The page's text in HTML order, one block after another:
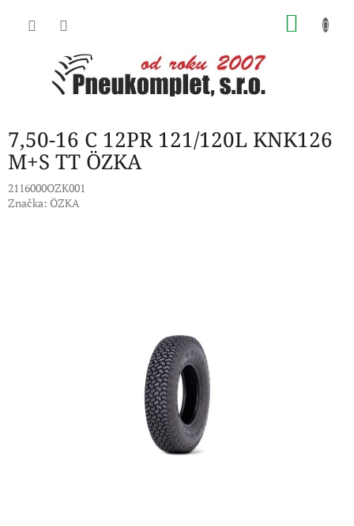
7,50-16 C 12PR 121/120L KNK126
M+S TT ÖZKA
2116000OZK001
Značka: ÖZKA